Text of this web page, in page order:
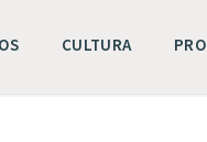
CULTURA